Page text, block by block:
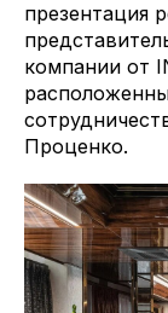
презентация
компании от
Проценко.